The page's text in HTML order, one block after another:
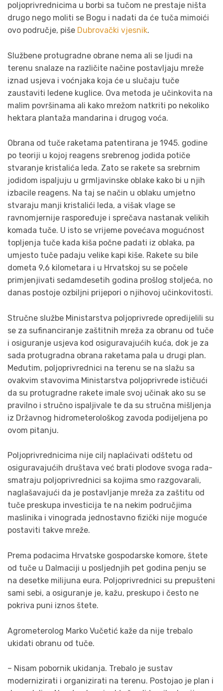
poljoprivrednicima u borbi sa tučom ne prestaje ništa
drugo nego moliti se Bogu i nadati da će tuča mimoići
ovo područje, piše Dubrovački vjesnik.
Službene protugradne obrane nema ali se ljudi na
terenu snalaze na različite načine postavljaju mreže
iznad usjeva i voćnjaka koja će u slučaju tuče
zaustaviti ledene kuglice. Ova metoda je učinkovita na
malim površinama ali kako mrežom natkriti po nekoliko
hektara plantaža mandarina i drugog voća.
Obrana od tuče raketama patentirana je 1945. godine
po teoriji u kojoj reagens srebrenog jodida potiče
stvaranje kristalića leda. Zato se rakete sa srebrnim
jodidom ispaljuju u grmljavinske oblake kako bi u njih
izbacile reagens. Na taj se način u oblaku umjetno
stvaraju manji kristalići leda, a višak vlage se
ravnomjernije raspoređuje i sprečava nastanak velikih
komada tuče. U isto se vrijeme povećava mogućnost
topljenja tuče kada kiša počne padati iz oblaka, pa
umjesto tuče padaju velike kapi kiše. Rakete su bile
dometa 9,6 kilometara i u Hrvatskoj su se počele
primjenjivati sedamdesetih godina prošlog stoljeća, no
danas postoje ozbiljni prijepori o njihovoj učinkovitosti.
Stručne službe Ministarstva poljoprivrede opredijelili su
se za sufinanciranje zaštitnih mreža za obranu od tuče
i osiguranje usjeva kod osiguravajućih kuća, dok je za
sada protugradna obrana raketama pala u drugi plan.
Međutim, poljoprivrednici na terenu se na slažu sa
ovakvim stavovima Ministarstva poljoprivrede ističući
da su protugradne rakete imale svoj učinak ako su se
pravilno i stručno ispaljivale te da su stručna mišljenja
iz Državnog hidrometerološkog zavoda podijeljena po
ovom pitanju.
Poljoprivrednicima nije cilj naplaćivati odštetu od
osiguravajućih društava već brati plodove svoga rada-
smatraju poljoprivrednici sa kojima smo razgovarali,
naglašavajući da je postavljanje mreža za zaštitu od
tuče preskupa investicija te na nekim područjima
maslinika i vinograda jednostavno fizički nije moguće
postaviti takve mreže.
Prema podacima Hrvatske gospodarske komore, štete
od tuče u Dalmaciji u posljednjih pet godina penju se
na desetke milijuna eura. Poljoprivrednici su prepušteni
sami sebi, a osiguranje je, kažu, preskupo i često ne
pokriva puni iznos štete.
Agrometerolog Marko Vučetić kaže da nije trebalo
ukidati obranu od tuče.
– Nisam pobornik ukidanja. Trebalo je sustav
modernizirati i organizirati na terenu. Postojao je plan i